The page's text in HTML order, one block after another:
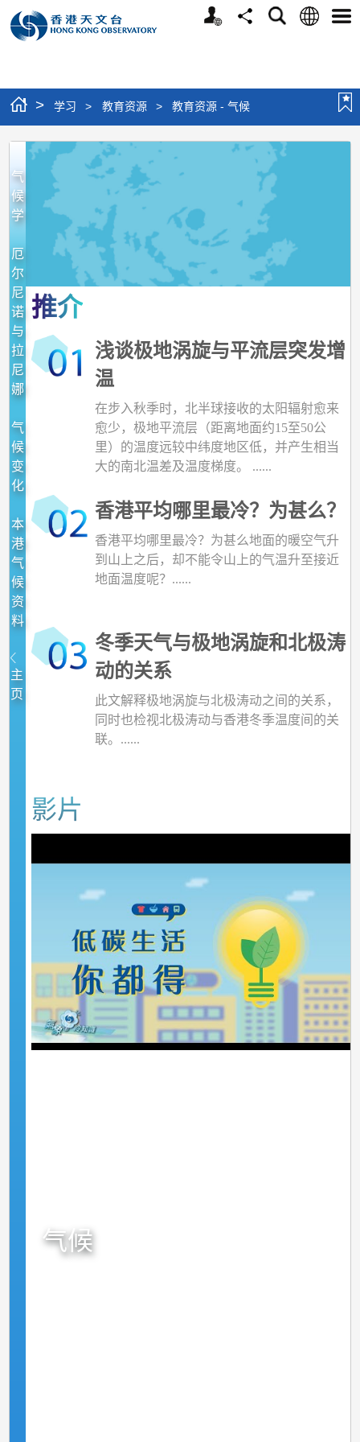
个
分
搜
语
选
> 学习 > 教育资源 > 教育资源 - 气候
教
育
资
源
-
气
候
气
候
学
厄
尔
尼
诺
与
拉
尼
娜
气
候
变
化
本
港
气
候
资
料
主
页
气候
推介
浅谈极地涡旋与平流层突发增
温
在步入秋季时，北半球接收的太阳辐射愈来
愈少，极地平流层（距离地面约15至50公
里）的温度远较中纬度地区低，并产生相当
大的南北温差及温度梯度。 ......
香港平均哪里最冷？为甚么？
香港平均哪里最冷？为甚么地面的暖空气升
到山上之后，却不能令山上的气温升至接近
地面温度呢？......
冬季天气与极地涡旋和北极涛
动的关系
此文解释极地涡旋与北极涛动之间的关系，
同时也检视北极涛动与香港冬季温度间的关
联。......
影片